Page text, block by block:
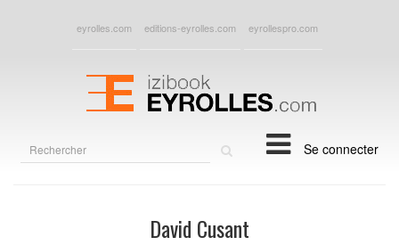
eyrolles.com editions-eyrolles.com eyrollespro.com
Se connecter
David Cusant